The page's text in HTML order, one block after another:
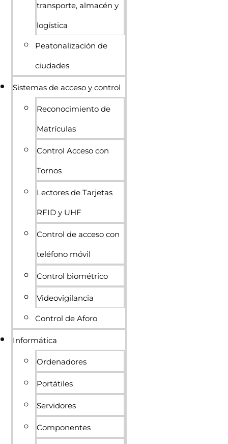
transporte, almacén y
logística
Peatonalización de
ciudades
Sistemas de acceso y control
Reconocimiento de
Matrículas
Control Acceso con
Tornos
Lectores de Tarjetas
RFID y UHF
Control de acceso con
teléfono móvil
Control biométrico
Videovigilancia
Control de Aforo
Informática
Ordenadores
Portátiles
Servidores
Componentes